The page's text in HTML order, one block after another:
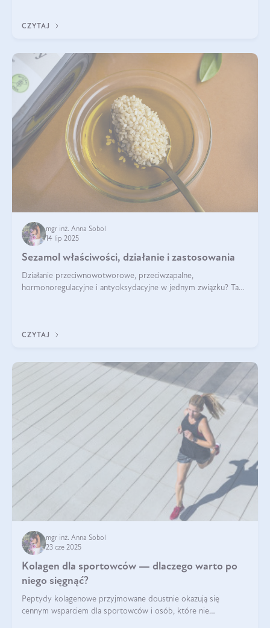
CZYTAJ
mgr inż. Anna Sobol
14 lip 2025
Sezamol właściwości, działanie i zastosowania
Działanie przeciwnowotworowe, przeciwzapalne,
hormonoregulacyjne i antyoksydacyjne w jednym związku? Tak
CZYTAJ
mgr inż. Anna Sobol
23 cze 2025
Kolagen dla sportowców — dlaczego warto po
niego sięgnąć?
Peptydy kolagenowe przyjmowane doustnie okazują się
cennym wsparciem dla sportowców i osób, które nie